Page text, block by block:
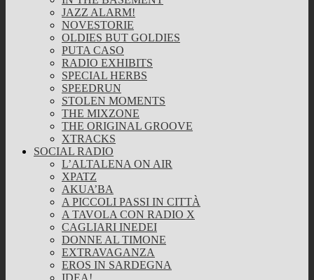
JAZZ ALARM!
NOVESTORIE
OLDIES BUT GOLDIES
PUTA CASO
RADIO EXHIBITS
SPECIAL HERBS
SPEEDRUN
STOLEN MOMENTS
THE MIXZONE
THE ORIGINAL GROOVE
XTRACKS
SOCIAL RADIO
L’ALTALENA ON AIR
XPATZ
AKUA’BA
A PICCOLI PASSI IN CITTÀ
A TAVOLA CON RADIO X
CAGLIARI INEDEI
DONNE AL TIMONE
EXTRAVAGANZA
EROS IN SARDEGNA
IDEA!